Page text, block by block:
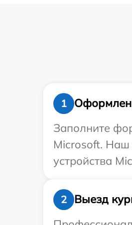
1
Заполните
Microsoft. Наш
устройства
2
Выезд